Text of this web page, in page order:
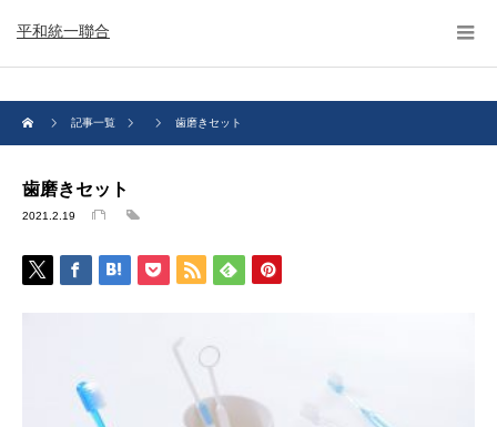
平和統一聯合
記事一覧 歯磨きセット
歯磨きセット
2021.2.19